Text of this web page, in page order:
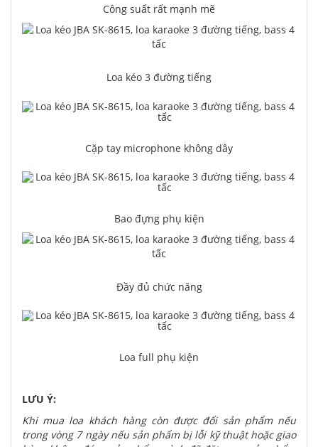
Công suất rất mạnh mẽ
Loa kéo 3 đường tiếng
Cặp tay microphone không dây
Bao đựng phụ kiện
Đầy đủ chức năng
Loa full phụ kiện
LƯU Ý:
Khi mua loa khách hàng còn được đổi sản phẩm nếu
trong vòng 7 ngày nếu sản phẩm bị lỗi kỹ thuật hoặc giao